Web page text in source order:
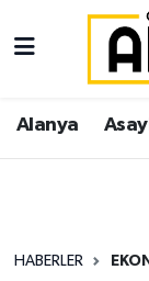
Alanya
HABERLER
Alanya
Asayiş
Siyaset
İstanbul
İstanbul
Süper Lig